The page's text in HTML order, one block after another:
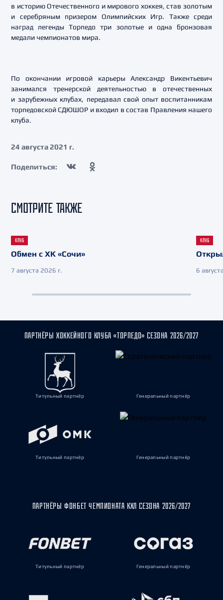
в историю Отечественного и мирового хоккея, став золотым
и серебряным призером Олимпийских Игр. Также среди
наград легенды Торпедо три золотые и одна бронзовая
медали чемпионатов мира.
По окончании игровой карьеры Александр Викентьевич
занимался тренерской деятельностью в отечественных
и зарубежных клубах, передавал свой опыт воспитанникам
торпедовской СДЮШОР и входил в состав Правления нашего
клуба.
24 августа 2021 г.
Поделиться:
СМОТРИТЕ ТАКЖЕ
КЛУБ
Обмен с ХК «Сочи»
7 августа 2026 г.
КЛУБ
6
ПАРТНЁРЫ ХОККЕЙНОГО КЛУБА «ТОРПЕДО» СЕЗОНА 2026/2027
Титульный партнёр Генеральный партнёр
Титульный партнёр Генеральный партнёр
ПАРТНЁРЫ ФОНБЕТ ЧЕМПИОНАТА КХЛ СЕЗОНА 2026/2027
Титульный партнёр Генеральный партнёр